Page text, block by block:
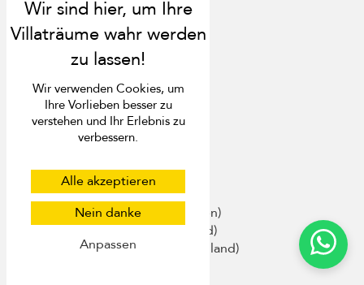
Über uns
Kontakt
Häufig gestellte Fragen
Ihre Villa auflisten
Concierge-Dienst
Treueprogramm
Werden Sie unser Reisepartner
Andere Reiseziele
Ferienhäuser auf Bali (Indonesien)
Ferienvillen auf Phuket (Thailand)
Ferienvillen auf Koh Samui (Thailand)
Wir verwenden Cookies, um
Ihre Vorlieben besser zu
verstehen und Ihr Erlebnis zu
verbessern.
Alle akzeptieren
Nein danke
Anpassen